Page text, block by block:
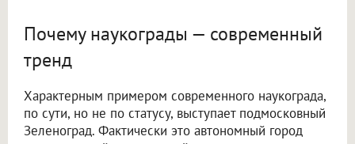
Почему наукограды — современный
тренд
Характерным примером современного наукограда,
по сути, но не по статусу, выступает подмосковный
Зеленоград. Фактически это автономный город